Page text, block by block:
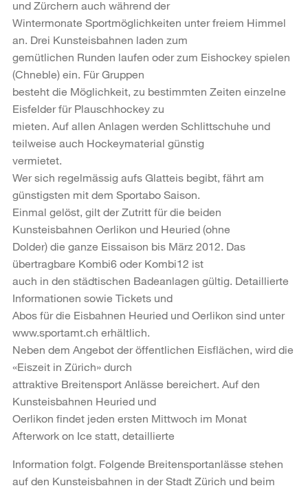
und Zürchern auch während der
Wintermonate Sportmöglichkeiten unter freiem Himmel
an. Drei Kunsteisbahnen laden zum
gemütlichen Runden laufen oder zum Eishockey spielen
(Chneble) ein. Für Gruppen
besteht die Möglichkeit, zu bestimmten Zeiten einzelne
Eisfelder für Plauschhockey zu
mieten. Auf allen Anlagen werden Schlittschuhe und
teilweise auch Hockeymaterial günstig
vermietet.
Wer sich regelmässig aufs Glatteis begibt, fährt am
günstigsten mit dem Sportabo Saison.
Einmal gelöst, gilt der Zutritt für die beiden
Kunsteisbahnen Oerlikon und Heuried (ohne
Dolder) die ganze Eissaison bis März 2012. Das
übertragbare Kombi6 oder Kombi12 ist
auch in den städtischen Badeanlagen gültig. Detaillierte
Informationen sowie Tickets und
Abos für die Eisbahnen Heuried und Oerlikon sind unter
www.sportamt.ch erhältlich.
Neben dem Angebot der öffentlichen Eisflächen, wird die
«Eiszeit in Zürich» durch
attraktive Breitensport Anlässe bereichert. Auf den
Kunsteisbahnen Heuried und
Oerlikon findet jeden ersten Mittwoch im Monat
Afterwork on Ice statt, detaillierte
Information folgt. Folgende Breitensportanlässe stehen
auf den Kunsteisbahnen in der Stadt Zürich und beim